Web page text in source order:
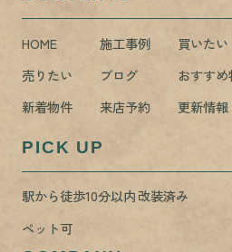
HOME 施工事例 買いたい
売りたい
ブログ おすす
新着物件
来店予約 更新情報
PICK UP
駅から徒歩10分以内改装済み
ペット可